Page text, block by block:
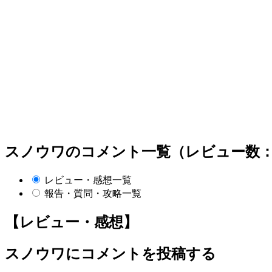
スノウワのコメント一覧（レビュー数
レビュー・感想一覧
報告・質問・攻略一覧
【レビュー・感想】
スノウワにコメントを投稿する